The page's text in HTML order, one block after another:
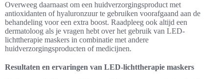
Overweeg daarnaast om een huidverzorgingsproduct met
antioxidanten of hyaluronzuur te gebruiken voorafgaand aan de
behandeling voor een extra boost. Raadpleeg ook altijd een
dermatoloog als je vragen hebt over het gebruik van LED-
lichttherapie maskers in combinatie met andere
huidverzorgingsproducten of medicijnen.
Resultaten en ervaringen van LED-lichttherapie maskers